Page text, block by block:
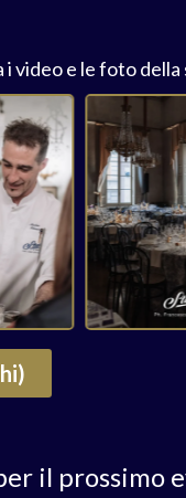
i video e le foto della
il prossimo